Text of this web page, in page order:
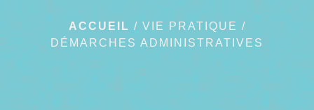
ACCUEIL / VIE PRATIQUE /
DÉMARCHES ADMINISTRATIVES